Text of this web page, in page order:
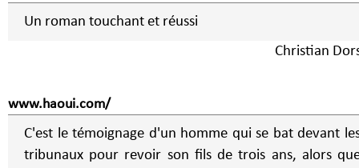
Un roman touchant et réussi
Christian
www.haoui.com/
C'est le témoignage d'un homme qui se bat devant
tribunaux pour revoir son fils de trois ans, alors